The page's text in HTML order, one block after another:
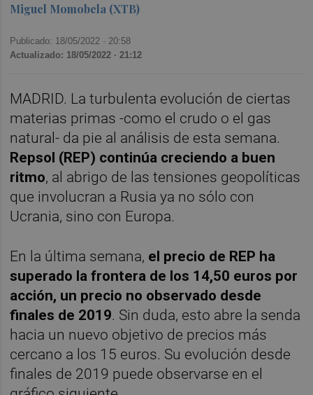
Miguel Momobela (XTB)
Publicado: 18/05/2022 · 20:58
Actualizado: 18/05/2022 · 21:12
MADRID. La turbulenta evolución de ciertas
materias primas -como el crudo o el gas
natural- da pie al análisis de esta semana.
Repsol (REP) continúa creciendo a buen
ritmo, al abrigo de las tensiones geopolíticas
que involucran a Rusia ya no sólo con
Ucrania, sino con Europa.
En la última semana, el precio de REP ha
superado la frontera de los 14,50 euros por
acción, un precio no observado desde
finales de 2019. Sin duda, esto abre la senda
hacia un nuevo objetivo de precios más
cercano a los 15 euros. Su evolución desde
finales de 2019 puede observarse en el